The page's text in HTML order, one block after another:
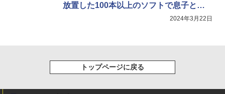
放置した100本以上のソフトで息子と遊
2024年3月22日
トップページに戻る